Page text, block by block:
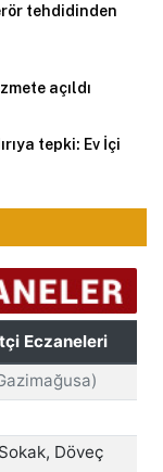
tehdidinden
açıldı
tepki: Ev İçi